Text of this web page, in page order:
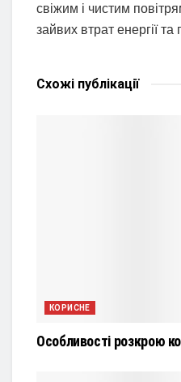
свіжим і чистим
зайвих втрат енергії та
Схожі публікації
КОРИСНЕ
Особливості розкрою